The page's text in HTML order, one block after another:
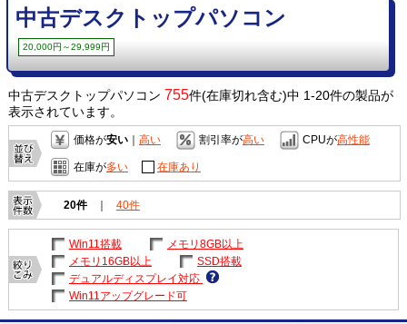
中古デスクトップパソコン
20,000円～29,999円
中古デスクトップパソコン 755件(在庫切れ含む)中 1-20件の製品が
表示されています。
価格が安い｜ 高い 割引率が高い CPUが高性能
在庫が多い 在庫あり
20件 ｜ 40件
Win11搭載
メモリ8GB以上
メモリ16GB以上
SSD搭載
デュアルディスプレイ対応
Win11アップグレード可